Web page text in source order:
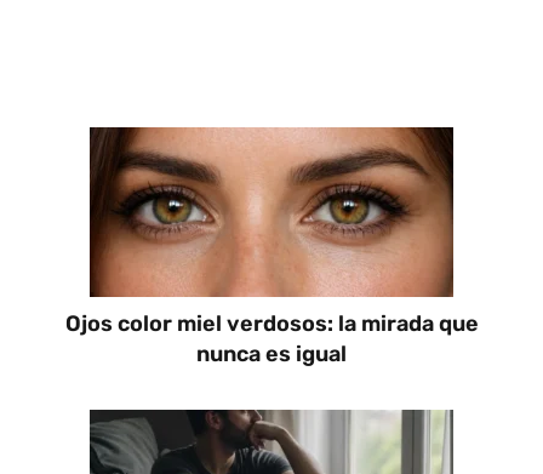
Ojos color miel verdosos: la mirada que
nunca es igual